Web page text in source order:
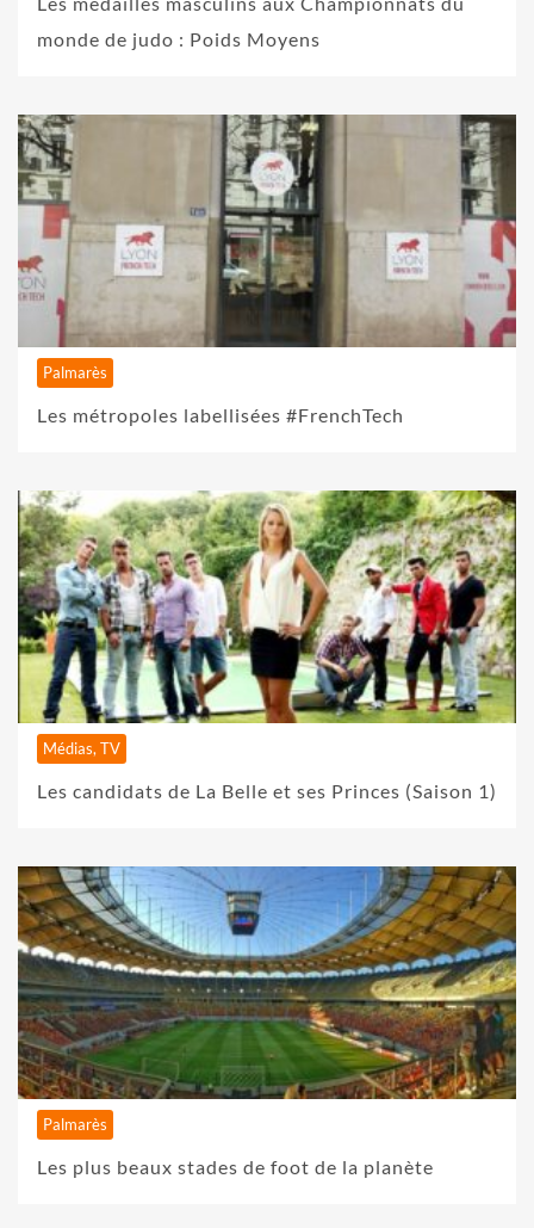
monde de judo : Poids Moyens
Palmarès
Les métropoles labellisées #FrenchTech
Médias, TV
Les candidats de La Belle et ses Princes (Saison 1)
Palmarès
Les plus beaux stades de foot de la planète